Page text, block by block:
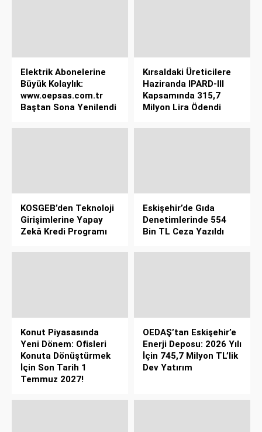
Elektrik Abonelerine
Büyük Kolaylık:
www.oepsas.com.tr
Baştan Sona Yenilendi
Kırsaldaki Üreticilere
Haziranda IPARD-III
Kapsamında 315,7
Milyon Lira Ödendi
KOSGEB’den Teknoloji
Girişimlerine Yapay
Zekâ Kredi Programı
Eskişehir’de Gıda
Denetimlerinde 554
Bin TL Ceza Yazıldı
Konut Piyasasında
Yeni Dönem: Ofisleri
Konuta Dönüştürmek
İçin Son Tarih 1
Temmuz 2027!
OEDAŞ’tan Eskişehir’e
Enerji Deposu: 2026 Yılı
İçin 745,7 Milyon TL’lik
Dev Yatırım